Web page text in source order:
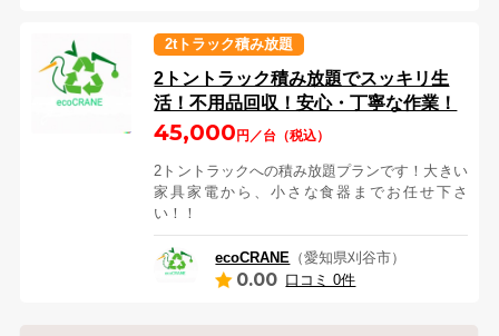
2tトラック積み放題
2トントラック積み放題でスッキリ生
活！不用品回収！安心・丁寧な作業！
45,000円／台（税込）
2トントラックへの積み放題プランです！大きい
家具家電から、小さな食器までお任せ下さ
い！！
ecoCRANE （愛知県刈谷市）
0.00 口コミ 0件